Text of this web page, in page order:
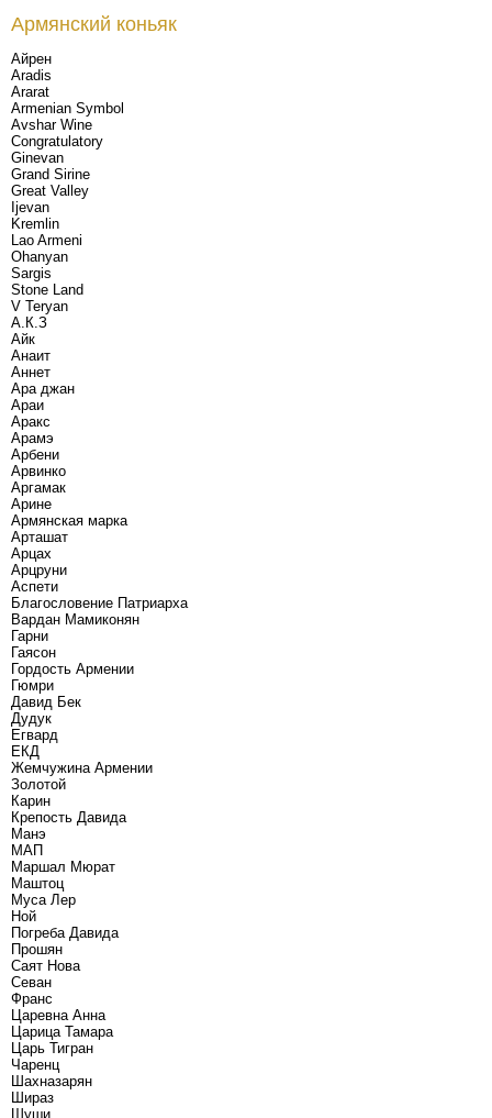
Армянский коньяк
Айрен
Aradis
Ararat
Armenian Symbol
Avshar Wine
Congratulatory
Ginevan
Grand Sirine
Great Valley
Ijevan
Kremlin
Lao Armeni
Ohanyan
Sargis
Stone Land
V Teryan
А.К.З
Айк
Анаит
Аннет
Ара джан
Араи
Аракс
Арамэ
Арбени
Арвинко
Аргамак
Арине
Армянская марка
Арташат
Арцах
Арцруни
Аспети
Благословение Патриарха
Вардан Мамиконян
Гарни
Гаясон
Гордость Армении
Гюмри
Давид Бек
Дудук
Егвард
ЕКД
Жемчужина Армении
Золотой
Карин
Крепость Давида
Манэ
МАП
Маршал Мюрат
Маштоц
Муса Лер
Ной
Погреба Давида
Прошян
Саят Нова
Севан
Франс
Царевна Анна
Царица Тамара
Царь Тигран
Чаренц
Шахназарян
Шираз
Шуши